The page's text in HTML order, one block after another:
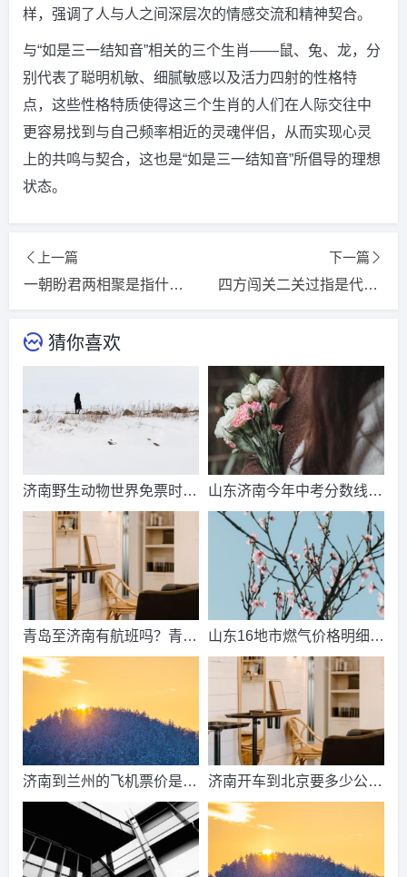
样，强调了人与人之间深层次的情感交流和精神契合。
与“如是三一结知音”相关的三个生肖——鼠、兔、龙，分
别代表了聪明机敏、细腻敏感以及活力四射的性格特
点，这些性格特质使得这三个生肖的人们在人际交往中
更容易找到与自己频率相近的灵魂伴侣，从而实现心灵
上的共鸣与契合，这也是“如是三一结知音”所倡导的理想
状态。
上一篇
一朝盼君两相聚是指什么生肖，猜一精选词语解释落实释义
下一篇
四方闯关二关过指是代表什么生肖，词语精选释义解释
猜你喜欢
济南野生动物世界免票时
间？济南动物王国票价？
山东济南今年中考分数线出
来了吗？济南中考总分多
青岛至济南有航班吗？青岛
到济南的高铁票多钱？
山东16地市燃气价格明细？
2021山东天然气费收费标
济南到兰州的飞机票价是多
少？济南到兰州飞机要多
久？
济南开车到北京要多少公
里、时间、过路费、油钱？